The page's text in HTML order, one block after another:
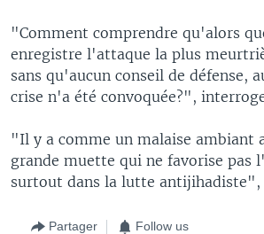
"Comment comprendre qu'alors
enregistre l'attaque la plus
sans qu'aucun conseil de défense,
crise n'a été convoquée?",
"Il y a comme un malaise ambiant
grande muette qui ne favorise pas
surtout dans la lutte
Partager Follow us